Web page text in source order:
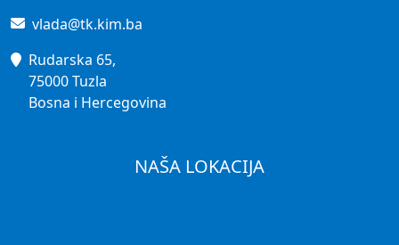
vlada@tk.kim.ba
Rudarska 65,
75000 Tuzla
Bosna i Hercegovina
NAŠA LOKACIJA